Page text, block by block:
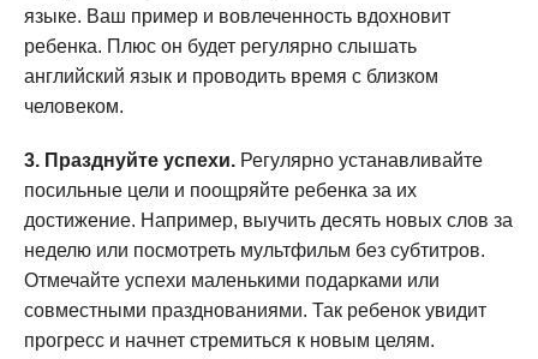
языке. Ваш пример и вовлеченность вдохновит
ребенка. Плюс он будет регулярно слышать
английский язык и проводить время с близком
человеком.
3. Празднуйте успехи. Регулярно устанавливайте
посильные цели и поощряйте ребенка за их
достижение. Например, выучить десять новых слов за
неделю или посмотреть мультфильм без субтитров.
Отмечайте успехи маленькими подарками или
совместными празднованиями. Так ребенок увидит
прогресс и начнет стремиться к новым целям.